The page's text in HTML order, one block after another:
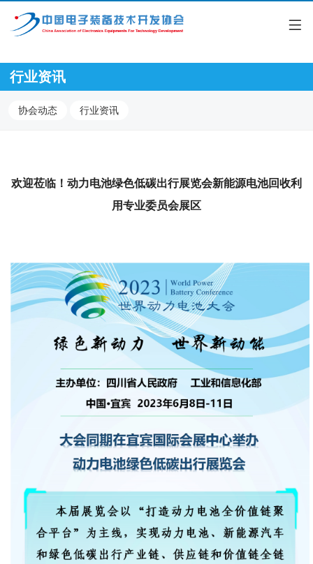
行业资讯
协会动态 行业资讯
欢迎莅临！动力电池绿色低碳出行展览会新能源电池回收利
用专业委员会展区